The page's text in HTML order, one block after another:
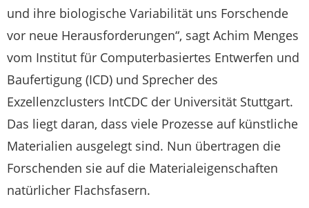
und ihre biologische Variabilität uns Forschende
vor neue Herausforderungen“, sagt Achim Menges
vom Institut für Computerbasiertes Entwerfen und
Baufertigung (ICD) und Sprecher des
Exzellenzclusters IntCDC der Universität Stuttgart.
Das liegt daran, dass viele Prozesse auf künstliche
Materialien ausgelegt sind. Nun übertragen die
Forschenden sie auf die Materialeigenschaften
natürlicher Flachsfasern.